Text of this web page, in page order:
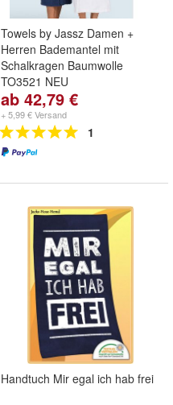
Towels by Jassz Damen +
Herren Bademantel mit
Schalkragen Baumwolle
TO3521 NEU
ab 42,79 €
+ 5,99 € Versand
1
Handtuch Mir egal ich hab frei